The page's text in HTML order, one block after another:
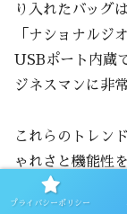
り入れたバッグ
「ナショナルジ
USBポート内蔵
ジネスマンに非
これらのトレン
ゃれさと機能性
ること間違いな
プライバシーポリシー